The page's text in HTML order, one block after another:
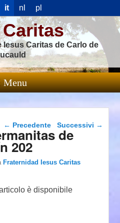
it nl pl
Caritas de Carlo de
Menu
Navigazione articolo
← Precedente Successivi →
de
202
Fraternidad Iesus Caritas
è disponibile